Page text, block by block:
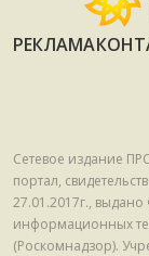
РЕКЛАМА
Сетевое издание
портал,
27.01.2017г.,
информационных
(Роскомнадзор).